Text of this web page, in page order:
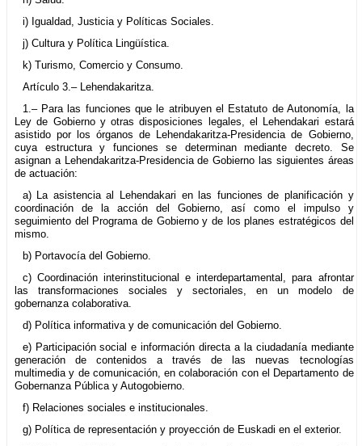
i) Igualdad, Justicia y Políticas Sociales.
j) Cultura y Política Lingüística.
k) Turismo, Comercio y Consumo.
Artículo 3.– Lehendakaritza.
1.– Para las funciones que le atribuyen el Estatuto de Autonomía, la
Ley de Gobierno y otras disposiciones legales, el Lehendakari estará
asistido por los órganos de Lehendakaritza-Presidencia de Gobierno,
cuya estructura y funciones se determinan mediante decreto. Se
asignan a Lehendakaritza-Presidencia de Gobierno las siguientes áreas
de actuación:
a) La asistencia al Lehendakari en las funciones de planificación y
coordinación de la acción del Gobierno, así como el impulso y
seguimiento del Programa de Gobierno y de los planes estratégicos del
mismo.
b) Portavocía del Gobierno.
c) Coordinación interinstitucional e interdepartamental, para afrontar
las transformaciones sociales y sectoriales, en un modelo de
gobernanza colaborativa.
d) Política informativa y de comunicación del Gobierno.
e) Participación social e información directa a la ciudadanía mediante
generación de contenidos a través de las nuevas tecnologías
multimedia y de comunicación, en colaboración con el Departamento de
Gobernanza Pública y Autogobierno.
f) Relaciones sociales e institucionales.
g) Política de representación y proyección de Euskadi en el exterior.